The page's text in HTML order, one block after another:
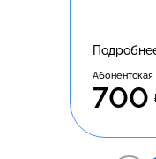
Абонентская
700